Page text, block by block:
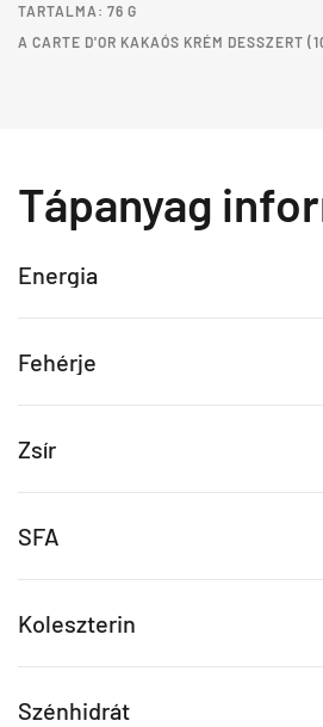
TARTALMA: 76 G
A CARTE D'OR KAKAÓS KRÉM DESSZERT
Tápanyag
Energia
Fehérje
Zsír
SFA
Koleszterin
Szénhidrát